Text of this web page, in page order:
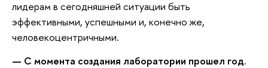
лидерам в сегодняшней ситуации быть
эффективными, успешными и, конечно же,
человекоцентричными.
— С момента создания лаборатории прошел год.